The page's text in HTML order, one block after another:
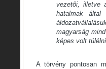
vezetői, illetve
hatalmak által
magyarság
képes volt
A törvény pontosan